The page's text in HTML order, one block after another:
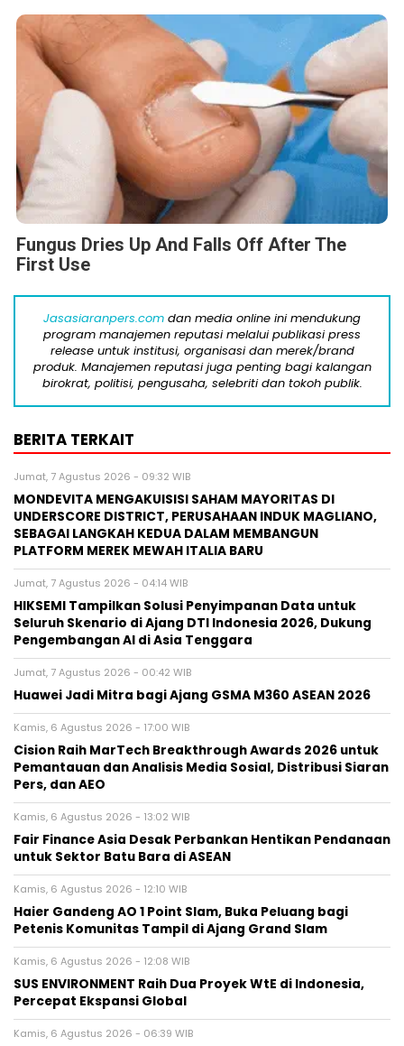
Fungus Dries Up And Falls Off After The
First Use
Jasasiaranpers.com dan media online ini mendukung
program manajemen reputasi melalui publikasi press
release untuk institusi, organisasi dan merek/brand
produk. Manajemen reputasi juga penting bagi kalangan
birokrat, politisi, pengusaha, selebriti dan tokoh publik.
BERITA TERKAIT
Jumat, 7 Agustus 2026 - 09:32 WIB
MONDEVITA MENGAKUISISI SAHAM MAYORITAS DI
UNDERSCORE DISTRICT, PERUSAHAAN INDUK MAGLIANO,
SEBAGAI LANGKAH KEDUA DALAM MEMBANGUN
PLATFORM MEREK MEWAH ITALIA BARU
Jumat, 7 Agustus 2026 - 04:14 WIB
HIKSEMI Tampilkan Solusi Penyimpanan Data untuk
Seluruh Skenario di Ajang DTI Indonesia 2026, Dukung
Pengembangan AI di Asia Tenggara
Jumat, 7 Agustus 2026 - 00:42 WIB
Huawei Jadi Mitra bagi Ajang GSMA M360 ASEAN 2026
Kamis, 6 Agustus 2026 - 17:00 WIB
Cision Raih MarTech Breakthrough Awards 2026 untuk
Pemantauan dan Analisis Media Sosial, Distribusi Siaran
Pers, dan AEO
Kamis, 6 Agustus 2026 - 13:02 WIB
Fair Finance Asia Desak Perbankan Hentikan Pendanaan
untuk Sektor Batu Bara di ASEAN
Kamis, 6 Agustus 2026 - 12:10 WIB
Haier Gandeng AO 1 Point Slam, Buka Peluang bagi
Petenis Komunitas Tampil di Ajang Grand Slam
Kamis, 6 Agustus 2026 - 12:08 WIB
SUS ENVIRONMENT Raih Dua Proyek WtE di Indonesia,
Percepat Ekspansi Global
Kamis, 6 Agustus 2026 - 06:39 WIB